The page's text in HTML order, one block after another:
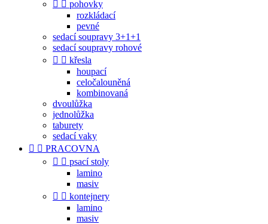
  pohovky
rozkládací
pevné
sedací soupravy 3+1+1
sedací soupravy rohové
  křesla
houpací
celočalouněná
kombinovaná
dvoulůžka
jednolůžka
taburety
sedací vaky
  PRACOVNA
  psací stoly
lamino
masiv
  kontejnery
lamino
masiv